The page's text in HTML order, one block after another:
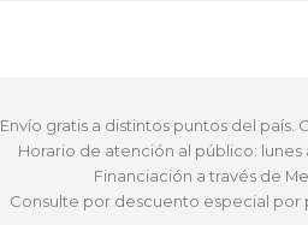
Envío gratis a distintos puntos del país.
Horario de atención al público: lunes
Financiación a través de
Consulte por descuento especial por